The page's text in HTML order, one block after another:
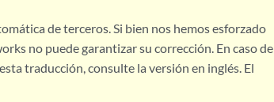
de terceros. Si bien nos hemos esforzado
no puede garantizar su corrección. En caso de
traducción, consulte la versión en inglés. El